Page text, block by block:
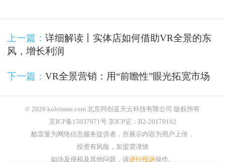
上一篇： 详细解读丨实体店如何借助VR全景的东
风，增长利润
下一篇： VR全景营销：用“前瞻性”眼光拓宽市场
© 2026 kuleiman.com 北京同创蓝天云科技有限公司 版权所有
京ICP备15037671号 京ICP证：B2-20170102
酷雷曼为网络信息服务提供者，所展示内容为用户上传，
投资有风险，加盟需谨慎
如涉及侵权及其他问题，请进行投诉操作。